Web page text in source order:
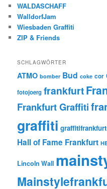
WALDASCHAFF
WalldorfJam
Wiesbaden Graffiti
ZIP & Friends
SCHLAGWÖRTER
ATMO bomber Bud coke cor
fotojoerg frankfurt
Frankfurt Graffiti
graffiti graffitifrankfurt
Hall of Fame Frankfurt
Lincoln Wall